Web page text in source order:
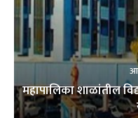
महापालिका शाळांतील